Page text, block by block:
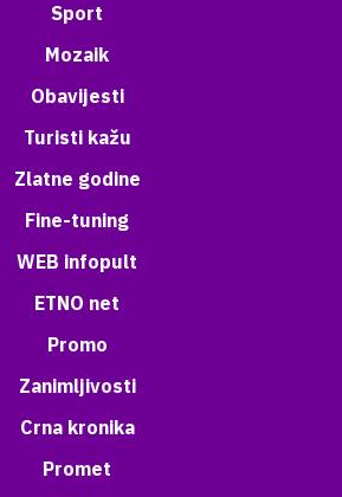
Sport
Mozaik
Obavijesti
Turisti kažu
Zlatne godine
Fine-tuning
WEB infopult
ETNO net
Promo
Zanimljivosti
Crna kronika
Promet